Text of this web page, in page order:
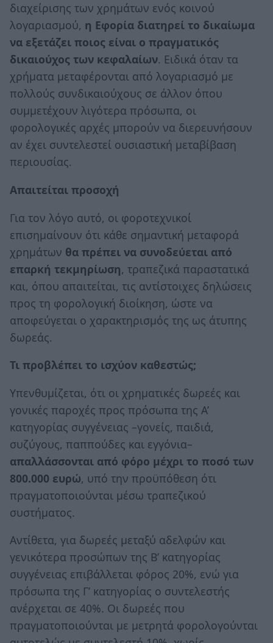
διαχείρισης των χρημάτων ενός κοινού
λογαριασμού, η Εφορία διατηρεί το δικαίωμα
να εξετάζει ποιος είναι ο πραγματικός
δικαιούχος των κεφαλαίων. Ειδικά όταν τα
χρήματα μεταφέρονται από λογαριασμό με
πολλούς συνδικαιούχους σε άλλον όπου
συμμετέχουν λιγότερα πρόσωπα, οι
φορολογικές αρχές μπορούν να διερευνήσουν
αν έχει συντελεστεί ουσιαστική μεταβίβαση
περιουσίας.
Απαιτείται προσοχή
Για τον λόγο αυτό, οι φοροτεχνικοί
επισημαίνουν ότι κάθε σημαντική μεταφορά
χρημάτων θα πρέπει να συνοδεύεται από
επαρκή τεκμηρίωση, τραπεζικά παραστατικά
και, όπου απαιτείται, τις αντίστοιχες δηλώσεις
προς τη φορολογική διοίκηση, ώστε να
αποφεύγεται ο χαρακτηρισμός της ως άτυπης
δωρεάς.
Τι προβλέπει το ισχύον καθεστώς;
Υπενθυμίζεται, ότι οι χρηματικές δωρεές και
γονικές παροχές προς πρόσωπα της Α’
κατηγορίας συγγένειας –γονείς, παιδιά,
συζύγους, παππούδες και εγγόνια–
απαλλάσσονται από φόρο μέχρι το ποσό των
800.000 ευρώ, υπό την προϋπόθεση ότι
πραγματοποιούνται μέσω τραπεζικού
συστήματος.
Αντίθετα, για δωρεές μεταξύ αδελφών και
γενικότερα προσώπων της Β’ κατηγορίας
συγγένειας επιβάλλεται φόρος 20%, ενώ για
πρόσωπα της Γ’ κατηγορίας ο συντελεστής
ανέρχεται σε 40%. Οι δωρεές που
πραγματοποιούνται με μετρητά φορολογούνται